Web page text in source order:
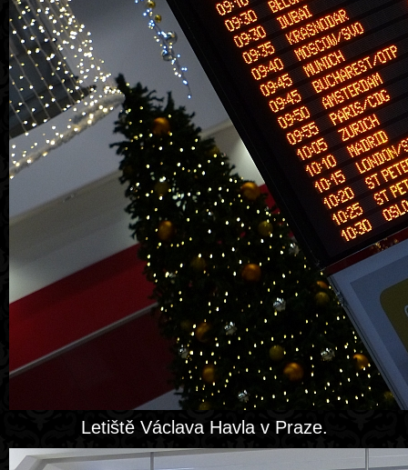
Letiště Václava Havla v Praze.